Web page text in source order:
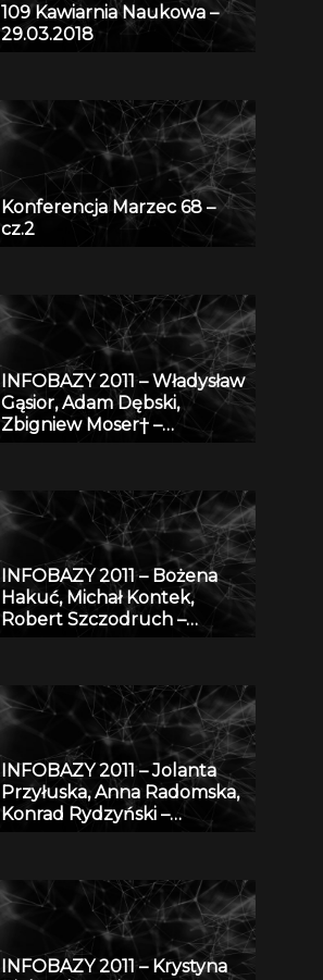
109 Kawiarnia Naukowa –
29.03.2018
Konferencja Marzec 68 –
cz.2
INFOBAZY 2011 – Władysław
Gąsior, Adam Dębski,
Zbigniew Moser† –
fizykochemicznych metali i
stopów
INFOBAZY 2011 – Bożena
Hakuć, Michał Kontek,
Robert Szczodruch –
Pomorskiej Bibliotece
Cyfrowej
INFOBAZY 2011 – Jolanta
Przyłuska, Anna Radomska,
Konrad Rydzyński –
wiedzą i badaniami
naukowymi w IMP w Łodzi
INFOBAZY 2011 – Krystyna